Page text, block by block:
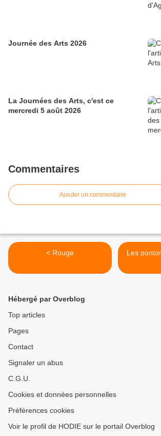
Journée des Arts 2026
La Journées des Arts, c'est ce
mercredi 5 août 2026
Commentaires
Ajouter un commentaire
< Rouge
Les
Hébergé par Overblog
Top articles
Pages
Contact
Signaler un abus
C.G.U.
Cookies et données personnelles
Préférences cookies
Voir le profil de HODIE sur le portail Overblog